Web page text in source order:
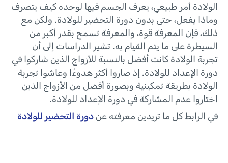
الولادة أمر طبيعي، يعرف الجسم فيها لوحده كيف يتصرف
وماذا يفعل، حتى بدون دورة التحضير للولادة. ولكن مع
ذلك، فإن المعرفة قوة، والمعرفة تسمح بقدر أكبر من
السيطرة على ما يتم القيام به. تشير الدراسات إلى أن
تجربة الولادة كانت أفضل بالنسبة للأزواج الذين شاركوا في
دورة الإعداد للولادة. إذ صاروا أكثر هدوءًا وعاشوا تجربة
الولادة بطريقة تمكينية وبصورة أفضل من الأزواج الذين
اختاروا عدم المشاركة في دورة الإعداد للولادة.
في الرابط كل ما تريدين معرفته عن دورة التحضير للولادة